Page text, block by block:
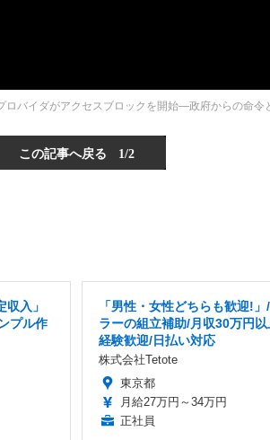
バイダがアクセスブロックを開始―政府からの命令
この記事へ戻る 1/2
入」
プル作
「男性・女性どちらも歓迎!
ラーの組立補助/月収30万円
経験歓迎/日払い対応
株式会社Tetote
東京都
月給27万円～34万円
正社員